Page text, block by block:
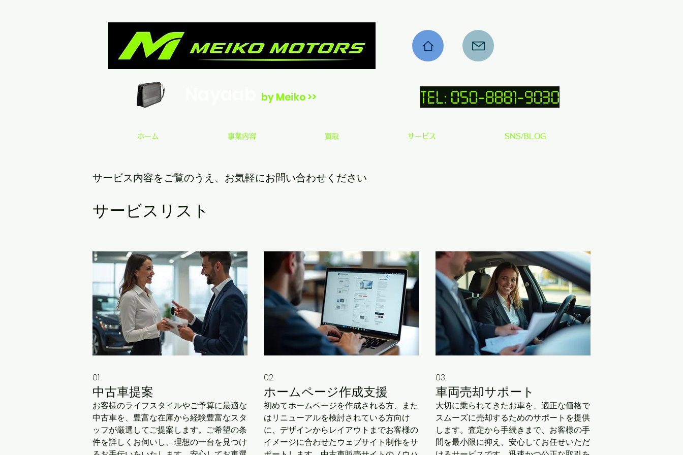
by Meiko >> TEL: 050-8881-9030
ホーム 事業内容 買取 サービス SNS/BLOG
サービス内容をご覧のうえ、お気軽にお問い合わせください
サービスリスト
01.
中古車提案
お客様のライフスタイルやご予算に最適な
中古車を、豊富な在庫から経験豊富なスタ
ッフが厳選してご提案します。ご希望の条
件を詳しくお伺いし、理想の一台を見つけ
02.
ホームページ作成支援
初めてホームページを作成される方、また
はリニューアルを検討されている方向け
に、デザインからレイアウトまでお客様の
イメージに合わせたウェブサイト制作をサ
03.
車両売却サポート
大切に乗られてきたお車を、適正な価格で
スムーズに売却するためのサポートを提供
します。査定から手続きまで、お客様の手
間を最小限に抑え、安心してお任せいただ